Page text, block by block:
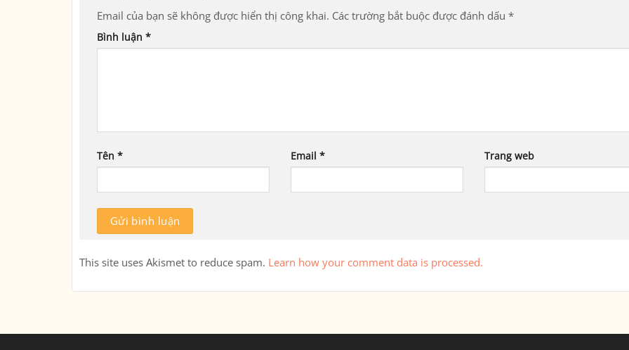
Email của bạn sẽ không được hiển thị công khai. Các trường bắt buộc được đánh dấu *
Bình luận *
Tên * Email * Trang web
This site uses Akismet to reduce spam. Learn how your comment data is processed.